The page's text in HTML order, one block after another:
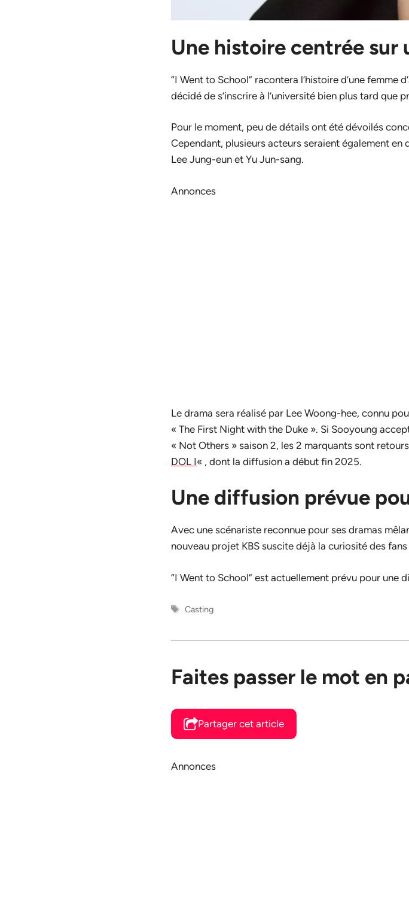
Une histoire centrée sur
“I Went to School” racontera l’histoire d’une femme
décidé de s’inscrire à l’université bien plus tard que
Pour le moment, peu de détails ont été dévoilés
Cependant, plusieurs acteurs seraient également
Lee Jung-eun et Yu Jun-sang.
Annonces
Le drama sera réalisé par Lee Woong-hee, connu
« The First Night with the Duke ». Si Sooyoung
« Not Others » saison 2, les 2 marquants sont
DOL I« , dont la diffusion a début fin 2025.
Une diffusion prévue
Avec une scénariste reconnue pour ses dramas
nouveau projet KBS suscite déjà la curiosité des
“I Went to School” est actuellement prévu pour une
Étiquettes
Casting
Faites passer le mot en
Partager cet article
Annonces